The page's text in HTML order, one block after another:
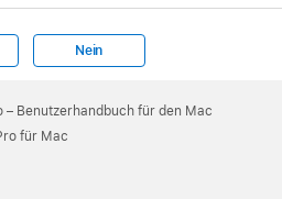
Nein
– Benutzerhandbuch für den Mac
für Mac